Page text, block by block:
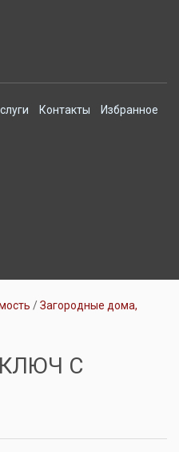
Контакты
Избранное
Загородные дома,
С